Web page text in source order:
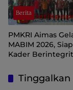
Berita
PMKRI Aimas
MABIM 2026,
Kader
Tinggalkan